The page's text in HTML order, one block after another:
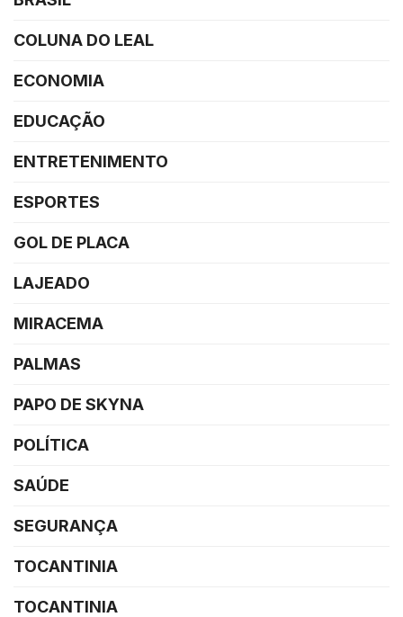
COLUNA DO LEAL
ECONOMIA
EDUCAÇÃO
ENTRETENIMENTO
ESPORTES
GOL DE PLACA
LAJEADO
MIRACEMA
PALMAS
PAPO DE SKYNA
POLÍTICA
SAÚDE
SEGURANÇA
TOCANTINIA
TOCANTINIA